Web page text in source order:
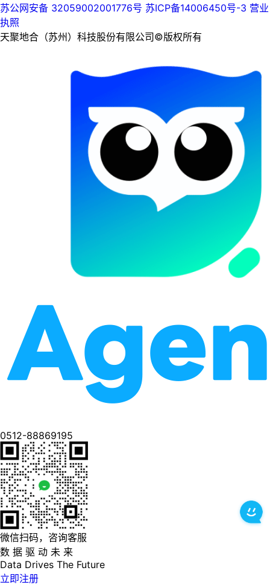
苏公网安备 32059002001776号 苏ICP备14006450号-3 营业
执照
天聚地合（苏州）科技股份有限公司©版权所有
0512-88869195
微信扫码，咨询客服
数 据 驱 动 未 来
Data Drives The Future
立即注册